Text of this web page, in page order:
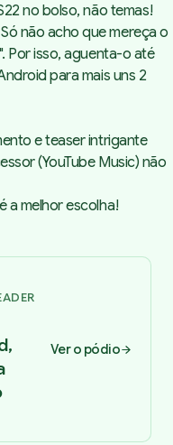
no bolso, não temas!
não acho que mereça o
Por isso, aguenta-o até
para mais uns 2
e teaser intrigante
(YouTube Music) não
a melhor escolha!
Ver o pódio